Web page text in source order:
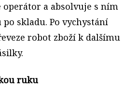
operátor a absolvuje s ním
skladu. Po vychystání
robot zboží k dalšímu
ruku